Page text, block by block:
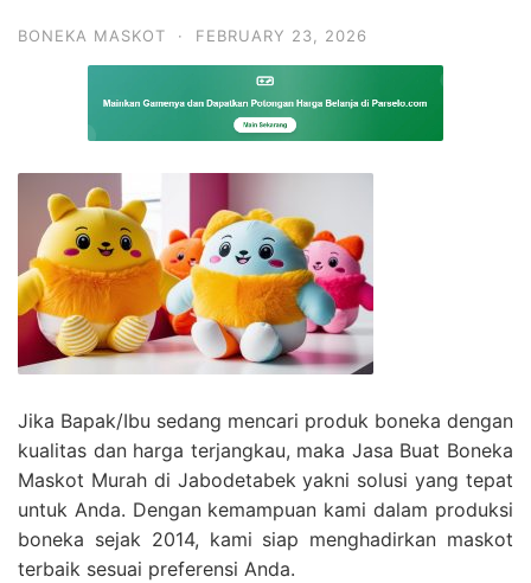
BONEKA MASKOT · FEBRUARY 23, 2026
Jika Bapak/Ibu sedang mencari produk boneka dengan
kualitas dan harga terjangkau, maka Jasa Buat Boneka
Maskot Murah di Jabodetabek yakni solusi yang tepat
untuk Anda. Dengan kemampuan kami dalam produksi
boneka sejak 2014, kami siap menghadirkan maskot
terbaik sesuai preferensi Anda.